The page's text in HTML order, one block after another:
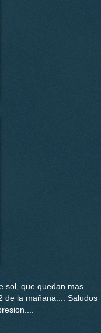
sol, que quedan mas
de la mañana.... Saludos